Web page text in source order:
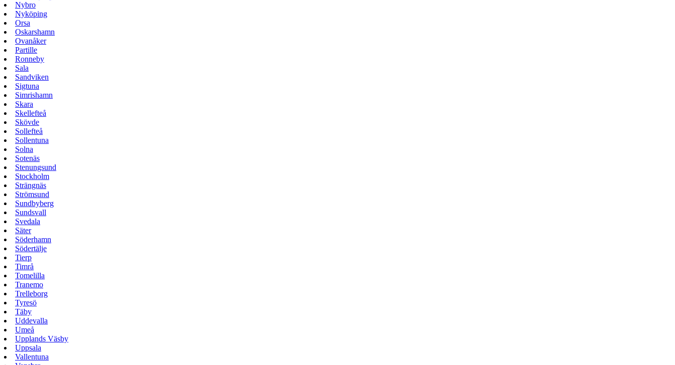
Nybro
Nyköping
Orsa
Oskarshamn
Ovanåker
Partille
Ronneby
Sala
Sandviken
Sigtuna
Simrishamn
Skara
Skellefteå
Skövde
Sollefteå
Sollentuna
Solna
Sotenäs
Stenungsund
Stockholm
Strängnäs
Strömsund
Sundbyberg
Sundsvall
Svedala
Säter
Söderhamn
Södertälje
Tierp
Timrå
Tomelilla
Tranemo
Trelleborg
Tyresö
Täby
Uddevalla
Umeå
Upplands Väsby
Uppsala
Vallentuna